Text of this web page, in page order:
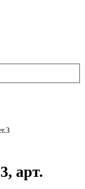
арт.